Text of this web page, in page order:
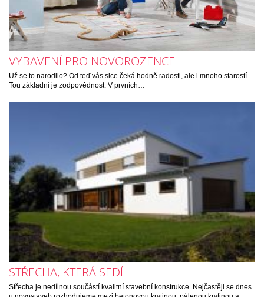
VYBAVENÍ PRO NOVOROZENCE
Už se to narodilo? Od teď vás sice čeká hodně radosti, ale i mnoho starostí.
Tou základní je zodpovědnost. V prvních…
STŘECHA, KTERÁ SEDÍ
Střecha je nedílnou součástí kvalitní stavební konstrukce. Nejčastěji se dnes